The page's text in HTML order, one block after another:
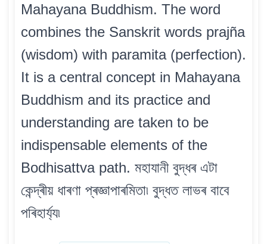
Mahayana Buddhism. The word
combines the Sanskrit words prajña
(wisdom) with paramita (perfection).
It is a central concept in Mahayana
Buddhism and its practice and
understanding are taken to be
indispensable elements of the
Bodhisattva path. মহাযানী বুদ্ধৰ এটা
কেন্দ্ৰীয় ধাৰণা প্ৰজ্ঞাপাৰমিতা৷ বুদ্ধত লাভৰ বাবে
পৰিহাৰ্য্য৷